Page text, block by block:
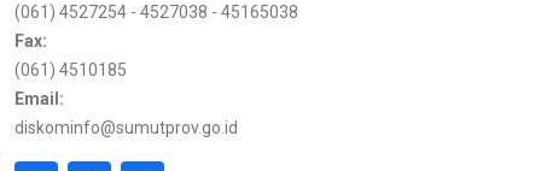
(061) 4527254 - 4527038 - 45165038
Fax:
(061) 4510185
Email:
diskominfo@sumutprov.go.id